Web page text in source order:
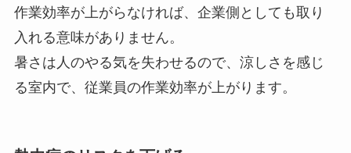
作業効率が上がらなければ、企業側としても取り
入れる意味がありません。
暑さは人のやる気を失わせるので、涼しさを感じ
る室内で、従業員の作業効率が上がります。